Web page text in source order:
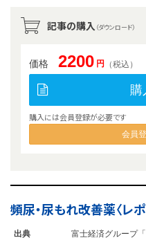
記事の購入 （ダウンロード）
価格 2200 円 （税込）
購
購入には会員登録が必要です
会員
頻尿・尿もれ改善薬〈レ
出典
富士経済グループ